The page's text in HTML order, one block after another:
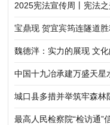
2025宪法宣传周丨宪法
宝鼎现 贺宜宾筠连隧道胜
魏德泮：实力的展现 文
《水中间》
中国十九冶承建万盛天星
城口县多措并举筑牢森林
最高人民检察院“检访通”